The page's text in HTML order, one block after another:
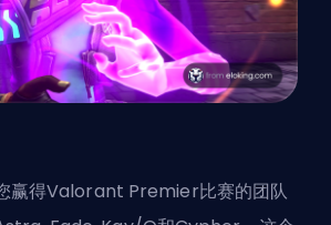
赢得Valorant Premier比赛的团队